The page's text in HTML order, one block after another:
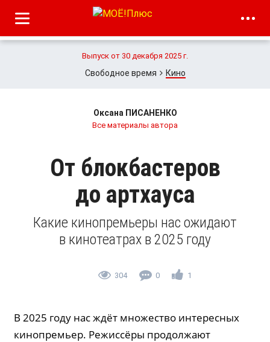
Выпуск от 30 декабря 2025 г.
Свободное время Кино
Оксана ПИСАНЕНКО
Все материалы автора
От блокбастеров
до артхауса
Какие кинопремьеры нас ожидают
в кинотеатрах в 2025 году
304 0 1
В 2025 году нас ждёт множество интересных
кинопремьер. Режиссёры продолжают